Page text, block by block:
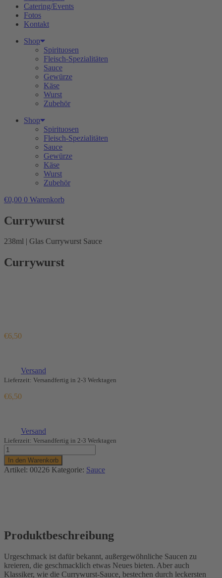
Catering/Events
Fotos
Kontakt
Shop
Spirituosen
Fleisch-Spezialitäten
Sauce
Gewürze
Käse
Wurst
Zubehör
Shop
Spirituosen
Fleisch-Spezialitäten
Sauce
Gewürze
Käse
Wurst
Zubehör
€0,00 0 Warenkorb
Currywurst
238ml | Glas Currywurst Sauce
Currywurst
€6,50
Versand
Lieferzeit: Versandfertig in 2-3 Werktagen
€6,50
Versand
Lieferzeit: Versandfertig in 2-3 Werktagen
Currywurst
Menge
In den Warenkorb
Artikel: 00226 Kategorie: Sauce
Produktbeschreibung
Urgeschmack ist dafür bekannt, außergewöhnliche Saucen zu
kreieren, die geschmacklich etwas Neues bieten. Aber auch
Klassiker, wie die Currywurst-Sauce, bestechen durch leckersten